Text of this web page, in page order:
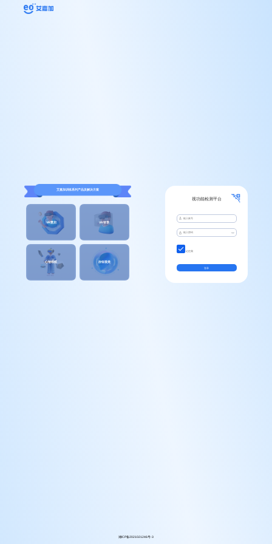
艾嘉加训练系列产品及解决方案
VR慧启 VR智享
心智领航 欣锐视觉
视功能检测平台
记住我
登录
湘ICP备2021021246号-3